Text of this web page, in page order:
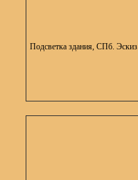
Подсветка здания, СПб.